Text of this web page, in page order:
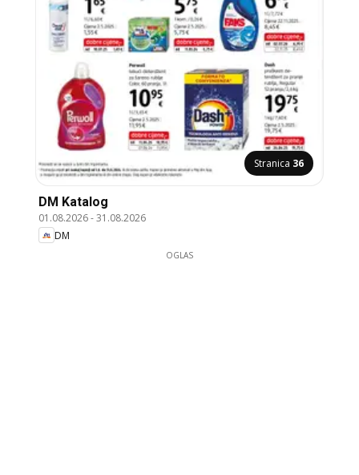
Stranica 36
DM Katalog
01.08.2026-31.08.2026
DM
OGLAS